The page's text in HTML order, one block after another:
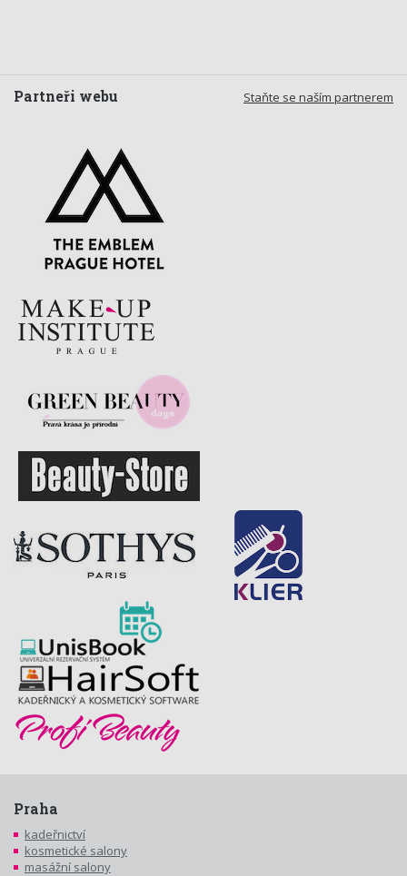
Staňte se naším partnerem
Partneři webu
Praha
kadeřnictví
kosmetické salony
masážní salony